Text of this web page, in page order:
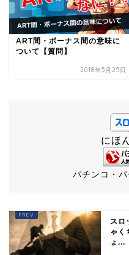
ART間・ボーナス間の意味に
ついて【質問】
2018年5月25日
にほ
パチンコ・
スロ
ゃく
ょ...